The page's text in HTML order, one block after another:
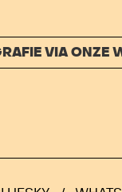
VIA ONZE